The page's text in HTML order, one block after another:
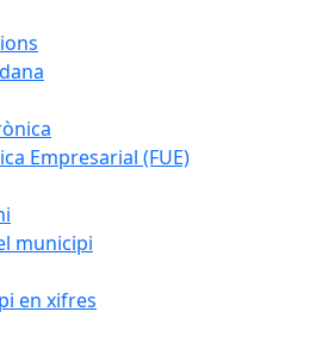
Empresarial (FUE)
municipi
en xifres